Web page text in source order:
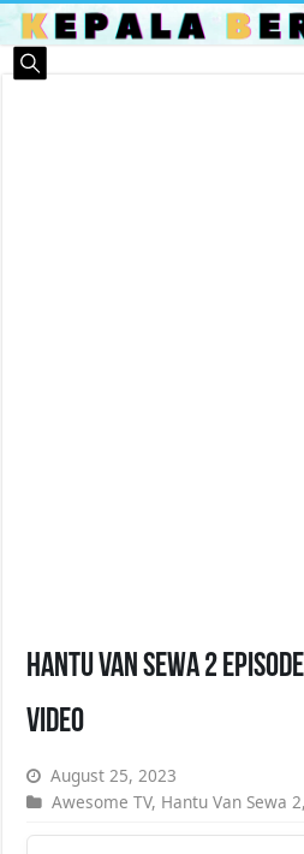
Hantu Van Sewa 2
Video
August 25, 2023
Awesome TV, Hantu Van Sewa 2,